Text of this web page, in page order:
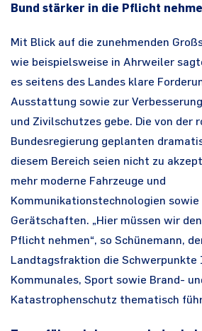
Bund stärker in die Pflicht
Mit Blick auf die zunehmenden
wie beispielsweise in Ahrweiler
es seitens des Landes klare
Ausstattung sowie zur
und Zivilschutzes gebe. Die von der
Bundesregierung geplanten
diesem Bereich seien nicht zu
mehr moderne Fahrzeuge und
Kommunikationstechnologien
Gerätschaften. „Hier müssen wir
Pflicht nehmen“, so Schünemann,
Landtagsfraktion die Schwerpunkte
Kommunales, Sport sowie Brand-
Katastrophenschutz thematisch